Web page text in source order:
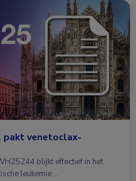
pakt venetoclax-
blijkt effectief in het
leukemie …